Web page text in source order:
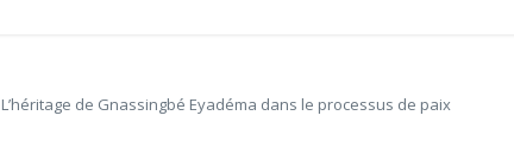
de Gnassingbé Eyadéma dans le processus de paix